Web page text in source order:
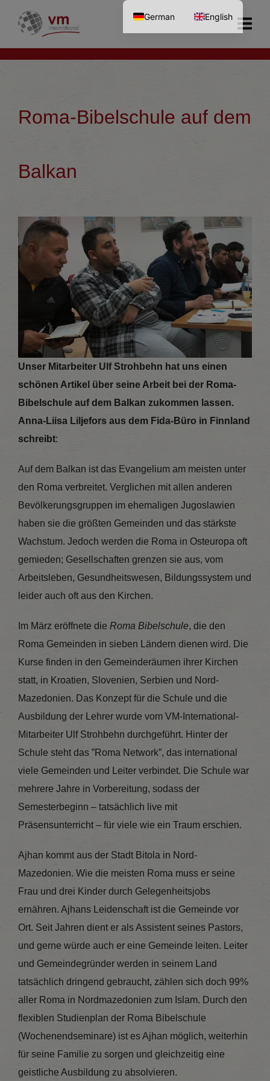
Roma-Bibelschule auf dem
Balkan
Unser Mitarbeiter Ulf Strohbehn hat uns einen
schönen Artikel über seine Arbeit bei der Roma-
Bibelschule auf dem Balkan zukommen lassen.
Anna-Liisa Liljefors aus dem Fida-Büro in Finnland
schreibt:
Auf dem Balkan ist das Evangelium am meisten unter
den Roma verbreitet. Verglichen mit allen anderen
Bevölkerungsgruppen im ehemaligen Jugoslawien
haben sie die größten Gemeinden und das stärkste
Wachstum. Jedoch werden die Roma in Osteuropa oft
gemieden; Gesellschaften grenzen sie aus, vom
Arbeitsleben, Gesundheitswesen, Bildungssystem und
leider auch oft aus den Kirchen.
Im März eröffnete die Roma Bibelschule, die den
Roma Gemeinden in sieben Ländern dienen wird. Die
Kurse finden in den Gemeinderäumen ihrer Kirchen
statt, in Kroatien, Slovenien, Serbien und Nord-
Mazedonien. Das Konzept für die Schule und die
Ausbildung der Lehrer wurde vom VM-International-
Mitarbeiter Ulf Strohbehn durchgeführt. Hinter der
Schule steht das ”Roma Network”, das international
viele Gemeinden und Leiter verbindet. Die Schule war
mehrere Jahre in Vorbereitung, sodass der
Semesterbeginn – tatsächlich live mit
Präsensunterricht – für viele wie ein Traum erschien.
Ajhan kommt aus der Stadt Bitola in Nord-
Mazedonien. Wie die meisten Roma muss er seine
Frau und drei Kinder durch Gelegenheitsjobs
ernähren. Ajhans Leidenschaft ist die Gemeinde vor
Ort. Seit Jahren dient er als Assistent seines Pastors,
und gerne würde auch er eine Gemeinde leiten. Leiter
und Gemeindegründer werden in seinem Land
tatsächlich dringend gebraucht, zählen sich doch 99%
aller Roma in Nordmazedonien zum Islam. Durch den
flexiblen Studienplan der Roma Bibelschule
(Wochenendseminare) ist es Ajhan möglich, weiterhin
für seine Familie zu sorgen und gleichzeitig eine
geistliche Ausbildung zu absolvieren.
German English